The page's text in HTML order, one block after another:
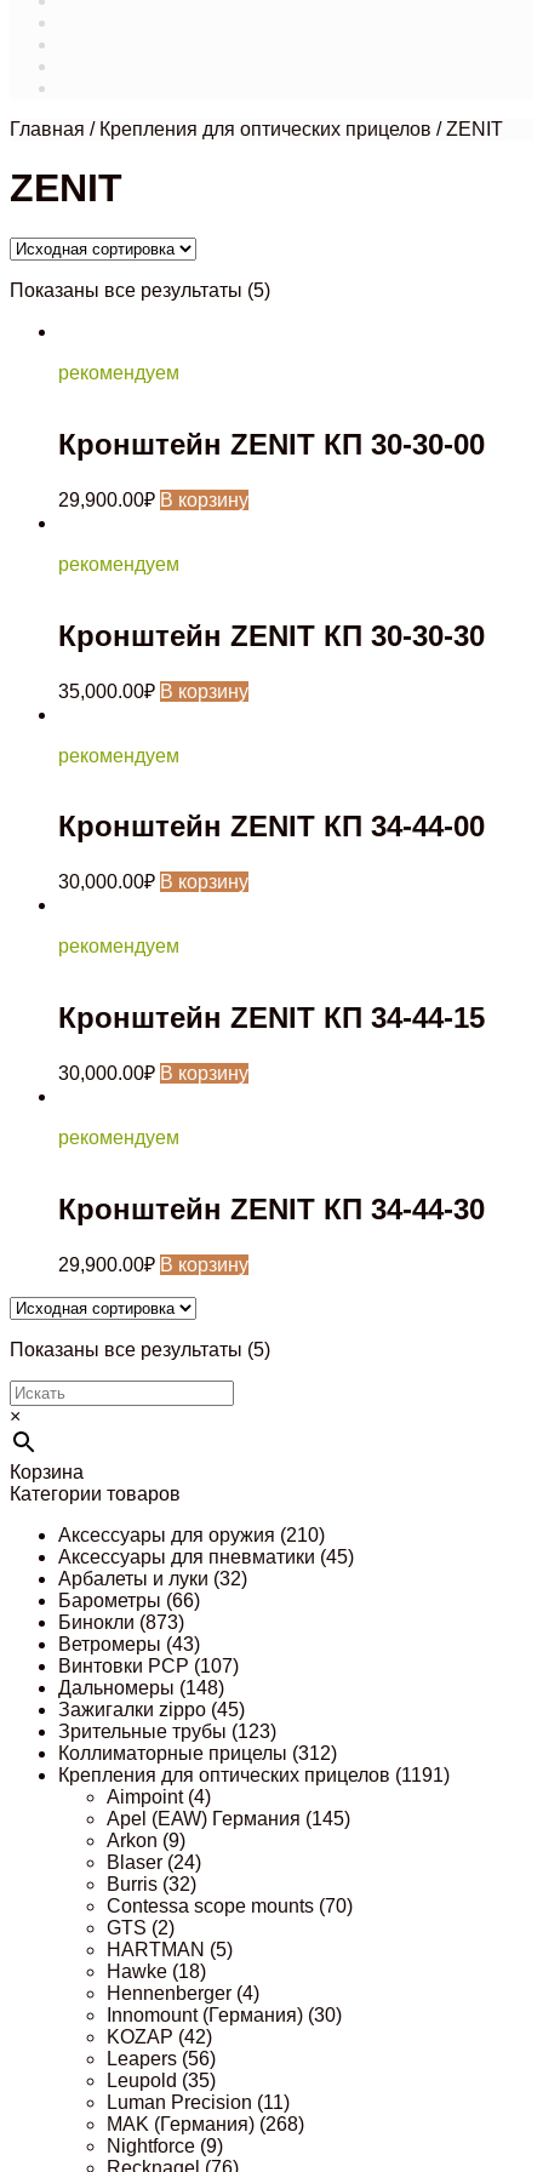
Главная / Крепления для оптических прицелов /ZENIT
ZENIT
Показаны все результаты (5)
рекомендуем
Кронштейн ZENIT КП 30-30-00
29,900.00₽ В корзину
рекомендуем
Кронштейн ZENIT КП 30-30-30
35,000.00₽ В корзину
рекомендуем
Кронштейн ZENIT КП 34-44-00
30,000.00₽ В корзину
рекомендуем
Кронштейн ZENIT КП 34-44-15
30,000.00₽ В корзину
рекомендуем
Кронштейн ZENIT КП 34-44-30
29,900.00₽ В корзину
Показаны все результаты (5)
×
Корзина
Категории товаров
Аксессуары для оружия (210)
Аксессуары для пневматики (45)
Арбалеты и луки (32)
Барометры (66)
Бинокли (873)
Ветромеры (43)
Винтовки PCP (107)
Дальномеры (148)
Зажигалки zippo (45)
Зрительные трубы (123)
Коллиматорные прицелы (312)
Крепления для оптических прицелов (1191)
Aimpoint (4)
Apel (EAW) Германия (145)
Arkon (9)
Blaser (24)
Burris (32)
Contessa scope mounts (70)
GTS (2)
HARTMAN (5)
Hawke (18)
Hennenberger (4)
Innomount (Германия) (30)
KOZAP (42)
Leapers (56)
Leupold (35)
Luman Precision (11)
MAK (Германия) (268)
Nightforce (9)
Recknagel (76)